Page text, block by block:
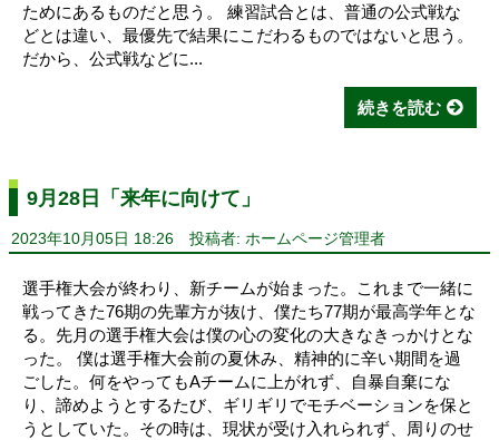
ためにあるものだと思う。 練習試合とは、普通の公式戦な
どとは違い、最優先で結果にこだわるものではないと思う。
だから、公式戦などに...
続きを読む
9月28日「来年に向けて」
2023年10月05日 18:26 投稿者: ホームページ管理者
選手権大会が終わり、新チームが始まった。これまで一緒に
戦ってきた76期の先輩方が抜け、僕たち77期が最高学年とな
る。先月の選手権大会は僕の心の変化の大きなきっかけとな
った。 僕は選手権大会前の夏休み、精神的に辛い期間を過
ごした。何をやってもAチームに上がれず、自暴自棄にな
り、諦めようとするたび、ギリギリでモチベーションを保と
うとしていた。その時は、現状が受け入れられず、周りのせ